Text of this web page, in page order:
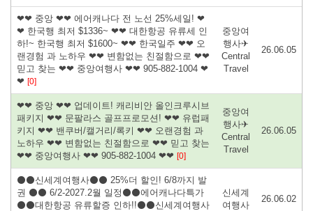
❤❤ 중앙 ❤❤ 에어캐나다 전 노선 25%세일! ❤
❤ 한국행 최저 $1336~ ❤❤ 대한항공 유류세 인
하!~ 한국행 최저 $1600~ ❤❤ 한국일주 ❤❤ 오
랜경험 과 노하우 ❤❤ 변함없는 친절함으로 ❤❤
믿고 찾는 ❤❤ 중앙여행사 ❤❤ 905-882-1004 ❤
❤ [0]
중앙여
행사✈
Central
Travel
26.06.05
❤❤ 중앙 ❤❤ 업데이트! 캐리비안 올인크루시브
패키지 ❤❤ 문팔라스 골프프로모션! ❤❤ 유럽패
키지 ❤❤ 밴쿠버/캘거리/록키 ❤❤ 오랜경험 과
노하우 ❤❤ 변함없는 친절함으로 ❤❤ 믿고 찾는
❤❤ 중앙여행사 ❤❤ 905-882-1004 ❤❤ [0]
중앙여
행사✈
Central
Travel
26.06.05
⚫⚫신세계여행사⚫⚫ 25%더 할인! 6/8까지 발
권 ⚫⚫ 6/2-2027.2월 일정⚫⚫에어캐나다특가
⚫⚫대한항공 유류할증 인하!!⚫⚫신세계여행사
신세계
여행사
26.06.02